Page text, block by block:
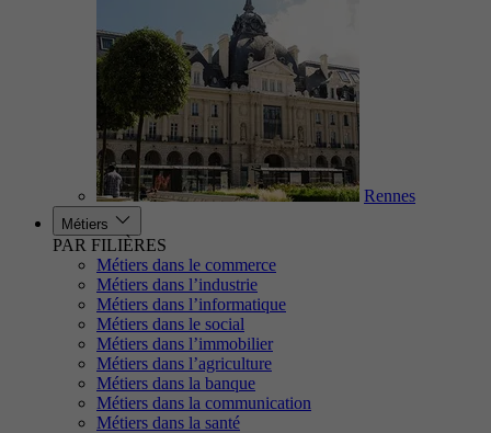
Rennes
Métiers
PAR FILIÈRES
Métiers dans le commerce
Métiers dans l’industrie
Métiers dans l’informatique
Métiers dans le social
Métiers dans l’immobilier
Métiers dans l’agriculture
Métiers dans la banque
Métiers dans la communication
Métiers dans la santé